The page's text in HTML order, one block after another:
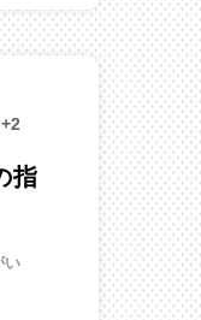
+2
指
い